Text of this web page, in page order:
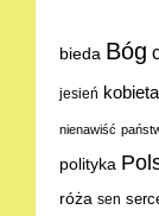
bieda Bóg
jesień kobieta
nienawiść
polityka
róża sen